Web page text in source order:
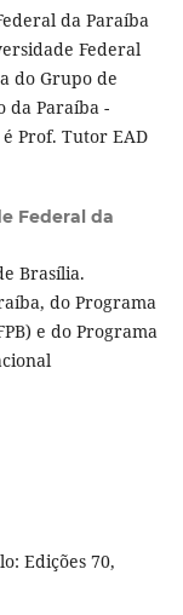
da Paraíba
Federal
do Grupo de
da Paraíba -
é Prof. Tutor EAD
Federal da
Brasília.
do Programa
e do Programa
Edições 70,